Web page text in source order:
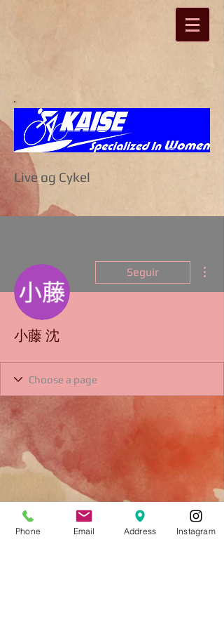
Live og Cykel
Seguir
小藤 沈
Phone Email Address Instagram